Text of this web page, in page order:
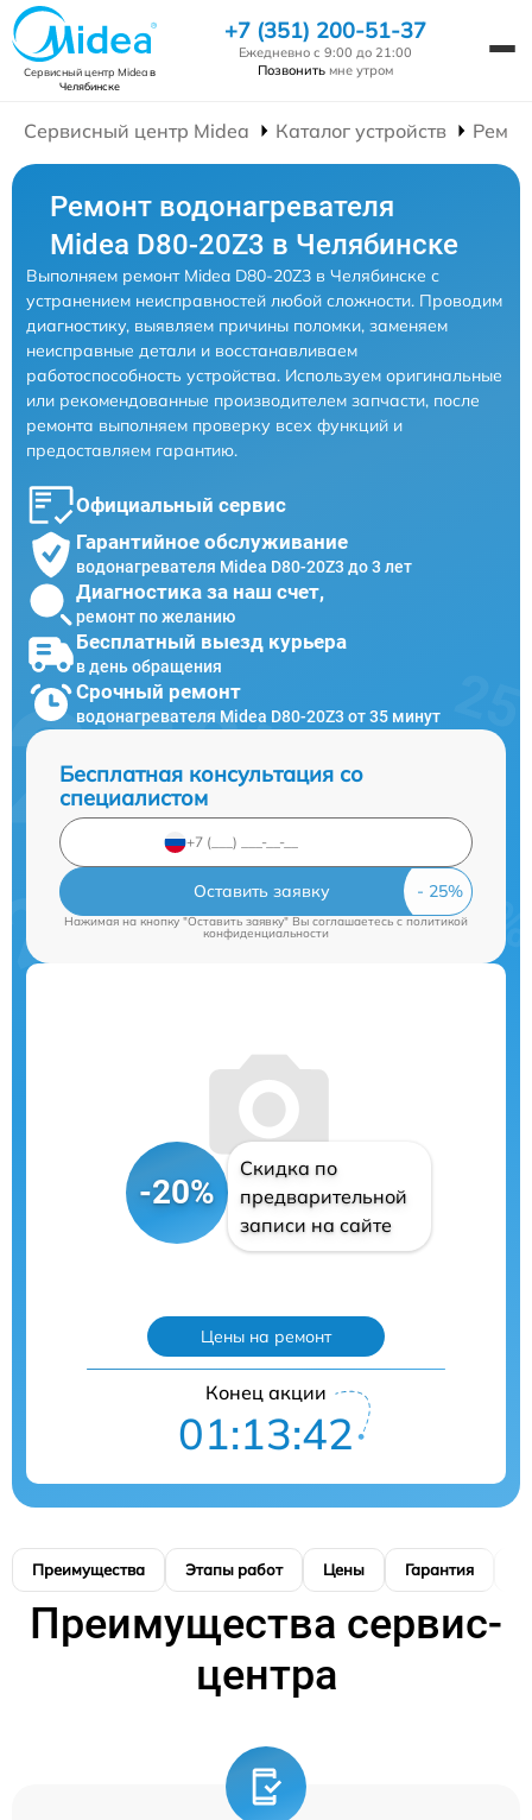
Сервисный центр Mideaв
Челябинске
+7 (351) 200-51-37
Ежедневно с 9:00 до 21:00
Позвонить мне утром
Сервисный центр Midea Каталог устройств
Ремонт водонагревателя
Midea D80-20Z3 в Челябинске
Выполняем ремонт Midea D80-20Z3 в Челябинске с
устранением неисправностей любой сложности. Проводим
диагностику, выявляем причины поломки, заменяем
неисправные детали и восстанавливаем
работоспособность устройства. Используем оригинальные
или рекомендованные производителем запчасти, после
ремонта выполняем проверку всех функций и
предоставляем гарантию.
Официальный сервис
Гарантийное обслуживание
водонагревателя Midea D80-20Z3 до 3 лет
Диагностика за наш счет,
ремонт по желанию
Бесплатный выезд курьера
в день обращения
Срочный ремонт
водонагревателя Midea D80-20Z3 от 35 минут
Бесплатная консультация со
специалистом
Оставить заявку
Нажимая на кнопку "Оставить заявку" Вы соглашаетесь cполитикой
конфиденциальности
-20%
Скидка по
предварительной
записи на сайте
Цены на ремонт
Конец акции
01:13:41
Преимущества Этапы работ Цены Гарантия
Преимущества сервис-
центра